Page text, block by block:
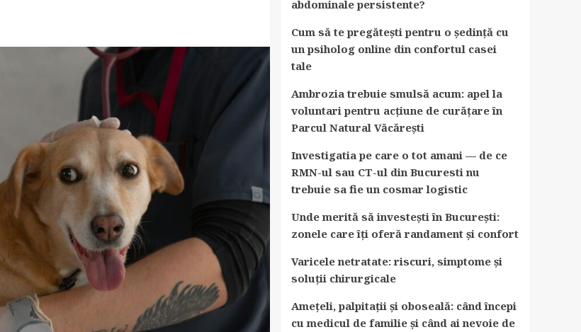
abdominale persistente?
Cum să te pregătești pentru o ședință cu
un psiholog online din confortul casei
tale
Ambrozia trebuie smulsă acum: apel la
voluntari pentru acțiune de curățare în
Parcul Natural Văcărești
Investigatia pe care o tot amani — de ce
RMN-ul sau CT-ul din Bucuresti nu
trebuie sa fie un cosmar logistic
Unde merită să investești în București:
zonele care îți oferă randament și confort
Varicele netratate: riscuri, simptome și
soluții chirurgicale
Amețeli, palpitații și oboseală: când începi
cu medicul de familie și când ai nevoie de